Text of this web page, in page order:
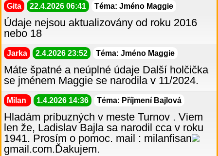
Gita 22.4.2026 06:41 Téma: Jméno Maggie
Údaje nejsou aktualizovány od roku 2016
nebo 18
Jarka 2.4.2026 23:52 Téma: Jméno Maggie
Máte špatné a neúplné údaje Další holčička
se jménem Maggie se narodila v 11/2024.
Milan 1.4.2026 14:36 Téma: Příjmení Bajlová
Hladám príbuzných v meste Turnov . Viem
len že, Ladislav Bajla sa narodil cca v roku
1941. Prosím o pomoc. mail : milanfisan
gmail.com.Ďakujem.